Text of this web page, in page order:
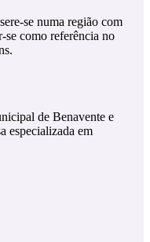
se numa região com
se como referência no
de Benavente e
especializada em